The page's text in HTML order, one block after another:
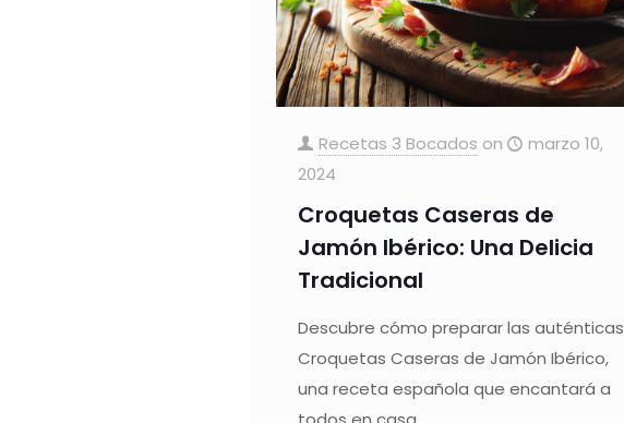
Recetas 3 Bocados on
marzo 10,
2024
Croquetas Caseras de
Jamón Ibérico: Una Delicia
Tradicional
Descubre cómo preparar las auténticas
Croquetas Caseras de Jamón Ibérico,
una receta española que encantará a